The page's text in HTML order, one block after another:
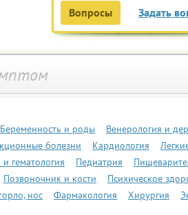
Вопросы Задать
Беременность и роды
Венерология и
болезни Кардиология
гематология Педиатрия
Позвоночник и кости
Психическое
нос Фармакология Хирургия